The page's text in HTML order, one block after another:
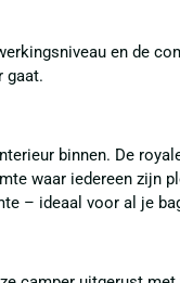
en de
gaat.
binnen. De
waar iedereen zijn
– ideaal voor al je